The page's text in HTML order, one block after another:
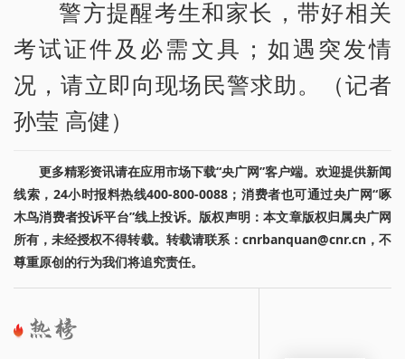
警方提醒考生和家长，带好相关
考试证件及必需文具；如遇突发情
况，请立即向现场民警求助。（记者
孙莹 高健）
更多精彩资讯请在应用市场下载“央广网”客户端。欢迎提供新闻
线索，24小时报料热线400-800-0088；消费者也可通过央广网“啄
木鸟消费者投诉平台”线上投诉。版权声明：本文章版权归属央广网
所有，未经授权不得转载。转载请联系：cnrbanquan@cnr.cn，不
尊重原创的行为我们将追究责任。